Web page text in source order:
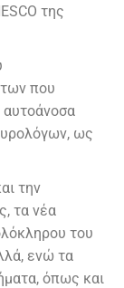
της
που
ως
την
τα νέα
του
ενώ τα
όπως και